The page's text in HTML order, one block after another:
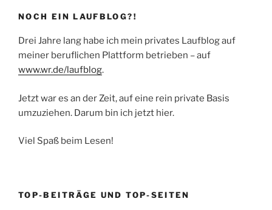
Advent“
NOCH EIN LAUFBLOG?!
Drei Jahre lang habe ich mein privates Laufblog auf
meiner beruflichen Plattform betrieben – auf
www.wr.de/laufblog.
Jetzt war es an der Zeit, auf eine rein private Basis
umzuziehen. Darum bin ich jetzt hier.
Viel Spaß beim Lesen!
TOP-BEITRÄGE UND TOP-SEITEN